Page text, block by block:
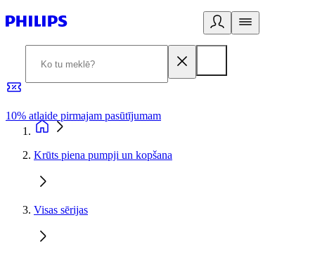
10% atlaide pirmajam pasūtījumam
Krūts piena pumpji un kopšana
Visas sērijas